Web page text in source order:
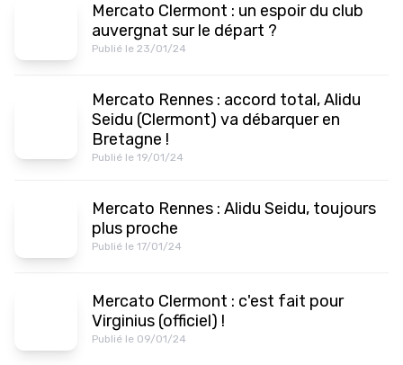
Mercato Clermont : un espoir du club
auvergnat sur le départ ?
Publié le 23/01/24
Mercato Rennes : accord total, Alidu
Seidu (Clermont) va débarquer en
Bretagne !
Publié le 19/01/24
Mercato Rennes : Alidu Seidu, toujours
plus proche
Publié le 17/01/24
Mercato Clermont : c'est fait pour
Virginius (officiel) !
Publié le 09/01/24